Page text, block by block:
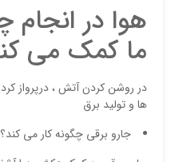
هوا در انجام
ما کمک می
در روشن کردن آتش ، درپرواز
ها و تولید برق
جارو برقی چگونه کار می کند؟